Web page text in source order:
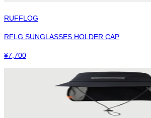
RUFFLOG
RFLG SUNGLASSES HOLDER CAP
¥7,700